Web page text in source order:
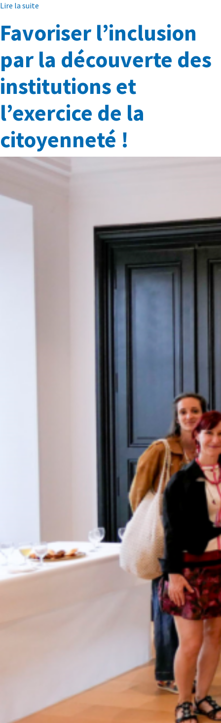
Lire la suite
Favoriser l’inclusion
par la découverte des
institutions et
l’exercice de la
citoyenneté !